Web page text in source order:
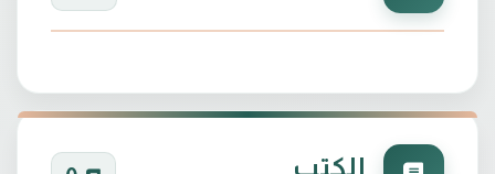
الكتب